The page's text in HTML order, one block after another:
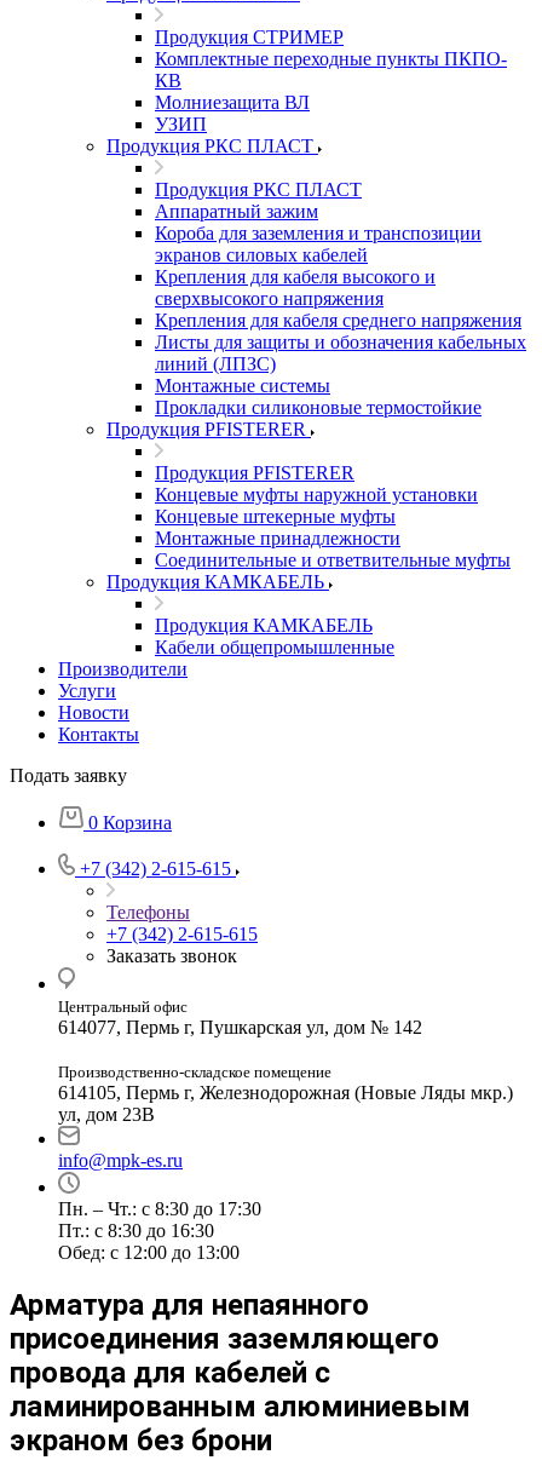
Продукция СТРИМЕР
Комплектные переходные пункты ПКПО-
КВ
Молниезащита ВЛ
УЗИП
Продукция РКС ПЛАСТ
Продукция РКС ПЛАСТ
Аппаратный зажим
Короба для заземления и транспозиции
экранов силовых кабелей
Крепления для кабеля высокого и
сверхвысокого напряжения
Крепления для кабеля среднего напряжения
Листы для защиты и обозначения кабельных
линий (ЛПЗС)
Монтажные системы
Прокладки силиконовые термостойкие
Продукция PFISTERER
Продукция PFISTERER
Концевые муфты наружной установки
Концевые штекерные муфты
Монтажные принадлежности
Соединительные и ответвительные муфты
Продукция КАМКАБЕЛЬ
Продукция КАМКАБЕЛЬ
Кабели общепромышленные
Производители
Услуги
Новости
Контакты
Подать заявку
0 Корзина
+7 (342) 2-615-615
Телефоны
+7 (342) 2-615-615
Заказать звонок
Центральный офис
614077, Пермь г, Пушкарская ул, дом № 142
Производственно-складское помещение
614105, Пермь г, Железнодорожная (Новые Ляды мкр.)
ул, дом 23В
info@mpk-es.ru
Пн. – Чт.: с 8:30 до 17:30
Пт.: с 8:30 до 16:30
Обед: с 12:00 до 13:00
Арматура для непаянного
присоединения заземляющего
провода для кабелей с
ламинированным алюминиевым
экраном без брони